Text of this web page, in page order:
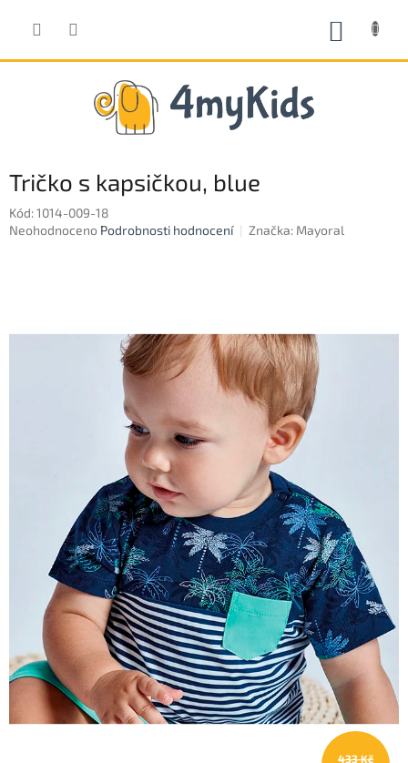
Tričko s kapsičkou, blue
Kód:1014-009-18
Průměrné
5
Neohodnoceno Podrobnosti hodnocení Značka: Mayoral
433 Kč